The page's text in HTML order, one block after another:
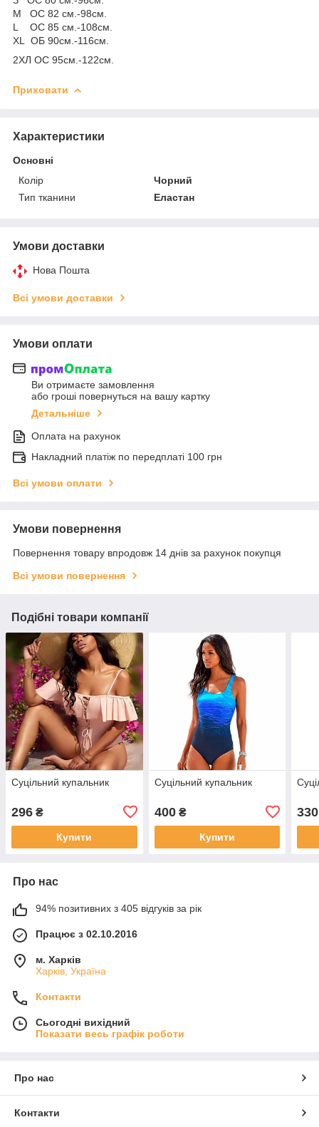
M ОС 82 см.-98см.
L ОС 85 см.-108см.
XL ОБ 90см.-116см.
2ХЛ ОС 95см.-122см.
Приховати
Характеристики
Основні
Колір
Чорний
Тип тканини
Еластан
Умови доставки
Нова Пошта
Всі умови доставки
Умови оплати
Ви отримаєте замовлення
або гроші повернуться на вашу картку
Детальніше
Оплата на рахунок
Накладний платіж по передплаті 100 грн
Всі умови оплати
Умови повернення
Повернення товару впродовж 14 днів за рахунок покупця
Всі умови повернення
Подібні товари компанії
Суцільний купальник
296 ₴
Купити
Суцільний купальник
400₴
Купити
330
Про нас
94% позитивних з 405 відгуків за рік
Працює з 02.10.2016
м. Харків
Харків, Україна
Контакти
Сьогодні вихідний
Показати весь графік роботи
Про нас
Контакти